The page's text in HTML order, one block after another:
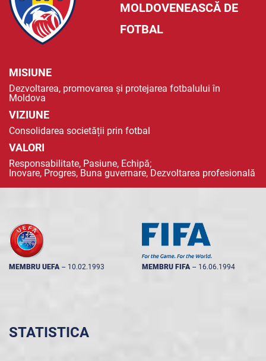
MOLDOVENEASCĂ DE
FOTBAL
MISIUNE
Dezvoltarea, promovarea și protejarea fotbalului în
Moldova
VIZIUNE
Consolidarea societății prin fotbal
VALORI
Responsabilitate, Pasiune, Echipă;
Inovare, Progres, Buna guvernare, Dezvoltarea profesională
MEMBRU UEFA -- 10.02.1993 MEMBRU FIFA -- 16.06.1994
STATISTICA